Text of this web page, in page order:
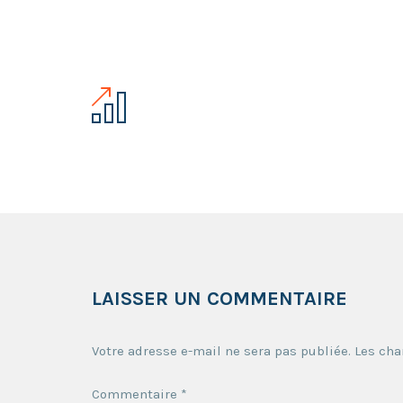
LAISSER UN COMMENTAIRE
Votre adresse e-mail ne sera pas publiée. Les
Commentaire *